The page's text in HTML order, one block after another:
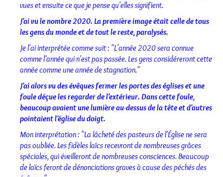
vues et ensuite ce que je pense qu'elles signifient.
J'ai vu le nombre 2020. La première image était celle de tous
les gens du monde et de tout le reste, paralysés.
Je l'ai interprétée comme suit : "L'année 2020 sera connue
comme l'année qui n'est pas passée. Les gens considéreront cette
année comme une année de stagnation."
J'ai alors vu des évêques fermer les portes des églises et une
foule déçue les regarder de l'extérieur. Dans cette foule,
beaucoup avaient une lumière au-dessus de la tête et d'autres
pointaient l'église du doigt.
Mon interprétation : "La lâcheté des pasteurs de l'Église ne sera
pas oubliée. Les fidèles laïcs recevront de nombreuses grâces
spéciales, qui éveilleront de nombreuses consciences. Beaucoup
de laïcs feront de dénonciations graves à cause des péchés des